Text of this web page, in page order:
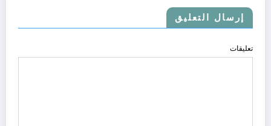
إرسال التعليق
تعليقات